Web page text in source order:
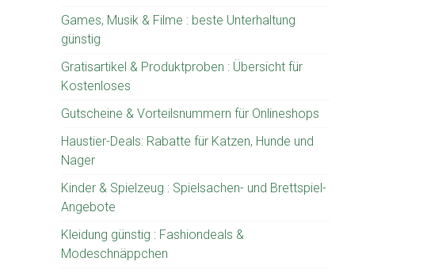
Games, Musik & Filme : beste Unterhaltung
günstig
Gratisartikel & Produktproben : Übersicht für
Kostenloses
Gutscheine & Vorteilsnummern für Onlineshops
Haustier-Deals: Rabatte für Katzen, Hunde und
Nager
Kinder & Spielzeug : Spielsachen- und Brettspiel-
Angebote
Kleidung günstig : Fashiondeals &
Modeschnäppchen